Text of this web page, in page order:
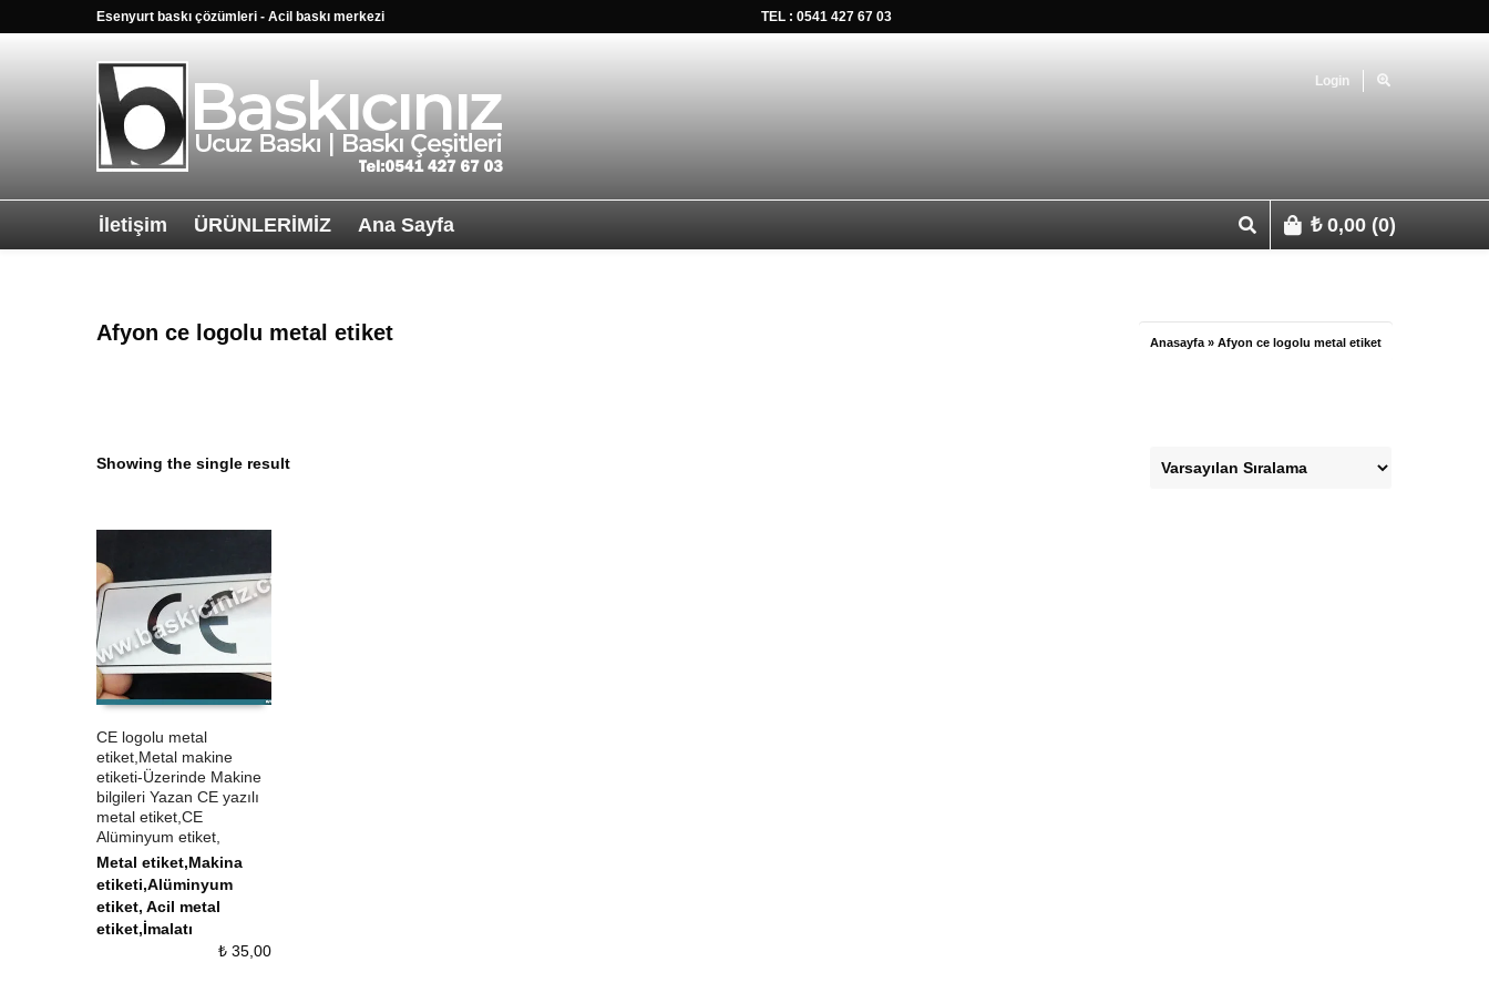
Esenyurt baskı çözümleri - Acil baskı merkezi TEL : 0541 427 67 03
Login
İletişim ÜRÜNLERİMİZ Ana Sayfa ₺0,00 (0)
Afyon ce logolu metal etiket Anasayfa » Afyon ce logolu metal etiket
Showing the single result
ÜRÜN SATIN AL
QUICK VIEW
CE logolu metal
etiket,Metal makine
etiketi-Üzerinde Makine
bilgileri Yazan CE yazılı
metal etiket,CE
Alüminyum etiket,
Metal etiket,Makina
etiketi,Alüminyum
etiket, Acil metal
etiket,İmalatı
₺35,00